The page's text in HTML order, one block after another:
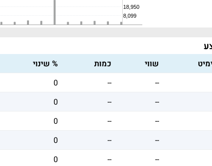
שווי כמות
% שינוי
--
--
0
--
--
0
--
--
0
--
--
0
--
--
0